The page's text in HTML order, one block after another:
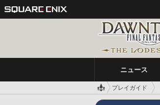
ニュース
プレイガイド